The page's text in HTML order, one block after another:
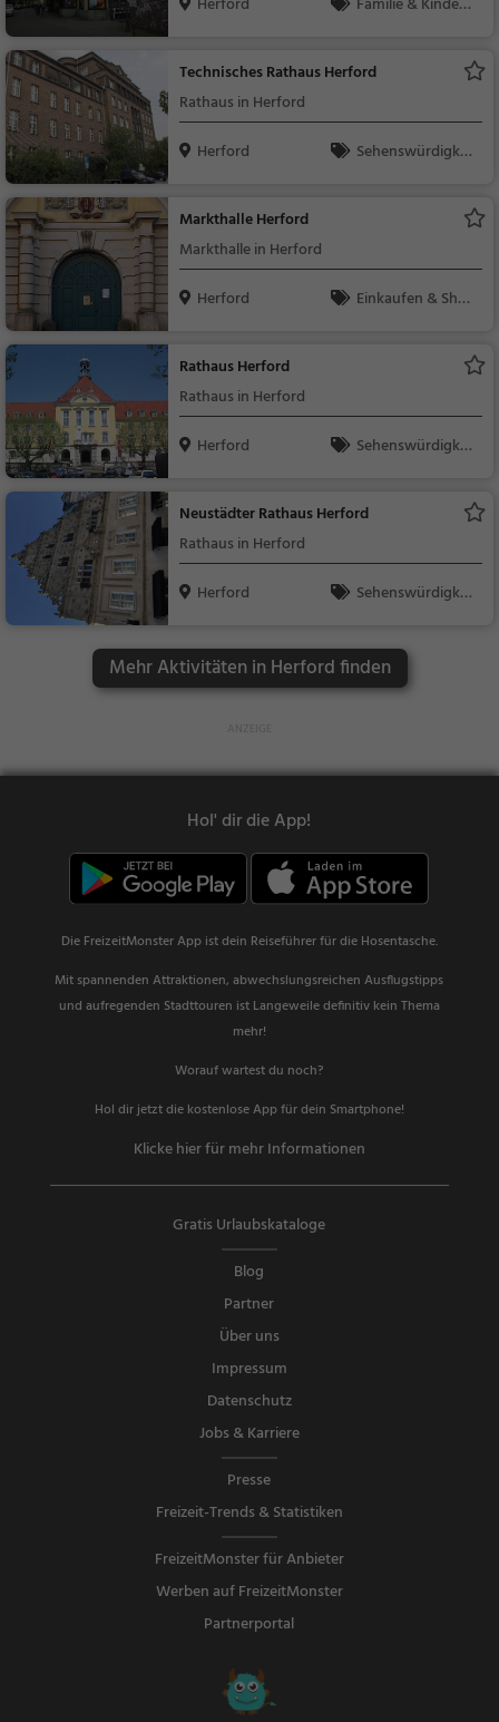
Technisches Rathaus Herford
Rathaus in Herford
Herford
Sehenswürdigkei
Markthalle Herford
Markthalle in Herford
Herford
Einkaufen & Shop
Rathaus Herford
Rathaus in Herford
Herford
Sehenswürdigkei
Neustädter Rathaus Herford
Rathaus in Herford
Herford
Sehenswürdigkei
Mehr Aktivitäten in Herford finden
Hol' dir die App!
Die FreizeitMonster App ist dein Reiseführer für die Hosentasche.
Mit spannenden Attraktionen, abwechslungsreichen Ausflugstipps
und aufregenden Stadttouren ist Langeweile definitiv kein Thema
mehr!
Worauf wartest du noch?
Hol dir jetzt die kostenlose App für dein Smartphone!
Klicke hier für mehr Informationen
Gratis Urlaubskataloge
Blog
Partner
Über uns
Impressum
Datenschutz
Jobs & Karriere
Presse
Freizeit-Trends & Statistiken
FreizeitMonster für Anbieter
Werben auf FreizeitMonster
Partnerportal